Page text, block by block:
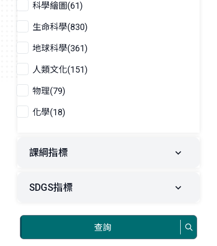
科學繪圖(61)
生命科學(830)
地球科學(361)
人類文化(151)
物理(79)
化學(18)
課綱指標
SDGS指標
查詢